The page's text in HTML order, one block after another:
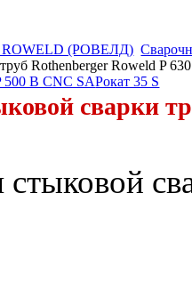
ROWELD (РОВЕЛД)
Rothenberger Roweld P
B CNC SAРокат 35 S
сварки